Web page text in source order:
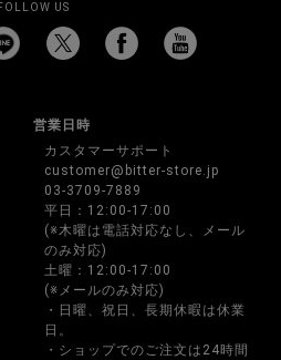
FOLLOW US
営業日時
カスタマーサポート
customer@bitter-store.jp
03-3709-7889
平日：12:00-17:00
(※木曜は電話対応なし、メール
のみ対応)
土曜：12:00-17:00
(※メールのみ対応)
・日曜、祝日、長期休暇は休業
日。
・ショップでのご注文は24時間